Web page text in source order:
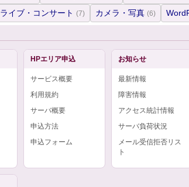
ライブ・コンサート (7) カメラ・写真 (6)
HPエリア申込
サービス概要
利用規約
サーバ概要
申込方法
申込フォーム
お知らせ
最新情報
障害情報
アクセス統計情報
サーバ負荷状況
メール受信拒否リス
ト